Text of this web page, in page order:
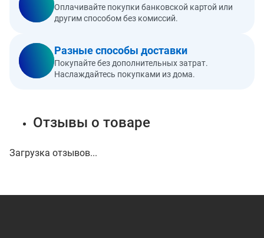
Оплачивайте покупки банковской картой или
другим способом без комиссий.
Разные способы доставки
Покупайте без дополнительных затрат.
Наслаждайтесь покупками из дома.
Отзывы о товаре
Загрузка отзывов...